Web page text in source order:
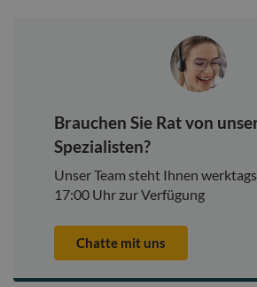
Brauchen Sie Rat von
Spezialisten?
Unser Team steht Ihnen
17:00 Uhr zur Verfügung
Chatte mit uns